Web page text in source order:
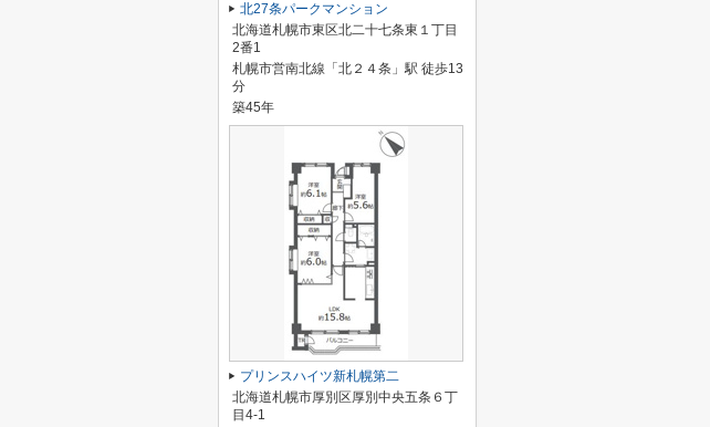
北27条パークマンション
北海道札幌市東区北二十七条東１丁目
2番1
札幌市営南北線「北２４条」駅 徒歩13
分
築45年
プリンスハイツ新札幌第二
北海道札幌市厚別区厚別中央五条６丁
目4-1